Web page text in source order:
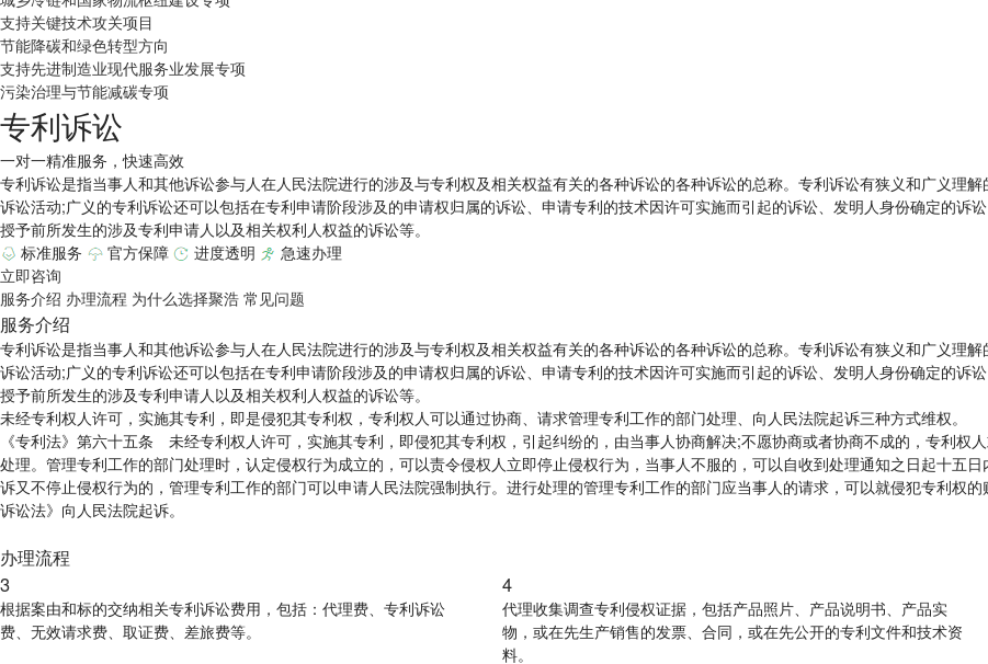
支持关键技术攻关项目
节能降碳和绿色转型方向
支持先进制造业现代服务业发展专项
污染治理与节能减碳专项
专利诉讼
一对一精准服务，快速高效
专利诉讼是指当事人和其他诉讼参与人在人民法院进行的涉及与专利权及相关权益有关的各种诉讼的各种诉讼的总称。专利诉讼有狭义和广义理
诉讼活动;广义的专利诉讼还可以包括在专利申请阶段涉及的申请权归属的诉讼、申请专利的技术因许可实施而引起的诉讼、发明人身份确定的诉
授予前所发生的涉及专利申请人以及相关权利人权益的诉讼等。
标准服务
官方保障 进度透明
急速办理
立即咨询
服务介绍 办理流程 为什么选择聚浩 常见问题
服务介绍
专利诉讼是指当事人和其他诉讼参与人在人民法院进行的涉及与专利权及相关权益有关的各种诉讼的各种诉讼的总称。专利诉讼有狭义和广义理
诉讼活动;广义的专利诉讼还可以包括在专利申请阶段涉及的申请权归属的诉讼、申请专利的技术因许可实施而引起的诉讼、发明人身份确定的诉
授予前所发生的涉及专利申请人以及相关权利人权益的诉讼等。
未经专利权人许可，实施其专利，即是侵犯其专利权，专利权人可以通过协商、请求管理专利工作的部门处理、向人民法院起诉三种方式维权。
《专利法》第六十五条 未经专利权人许可，实施其专利，即侵犯其专利权，引起纠纷的，由当事人协商解决;不愿协商或者协商不成的，专利权
处理。管理专利工作的部门处理时，认定侵权行为成立的，可以责令侵权人立即停止侵权行为，当事人不服的，可以自收到处理通知之日起十五
诉又不停止侵权行为的，管理专利工作的部门可以申请人民法院强制执行。进行处理的管理专利工作的部门应当事人的请求，可以就侵犯专利权
诉讼法》向人民法院起诉。
办理流程
：代理费、专利诉讼
代理收集调查专利侵权证据，包括产品照片、产品说明书、产品实
物，或在先生产销售的发票、合同，或在先公开的专利文件和技术资
诉前协调调解，提出调解方案和条件，